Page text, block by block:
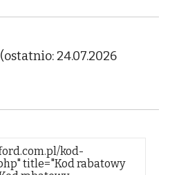
(ostatnio: 24.07.2026